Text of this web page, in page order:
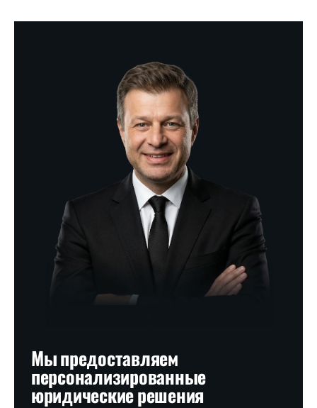
Мы предоставляем
персонализированные
юридические решения